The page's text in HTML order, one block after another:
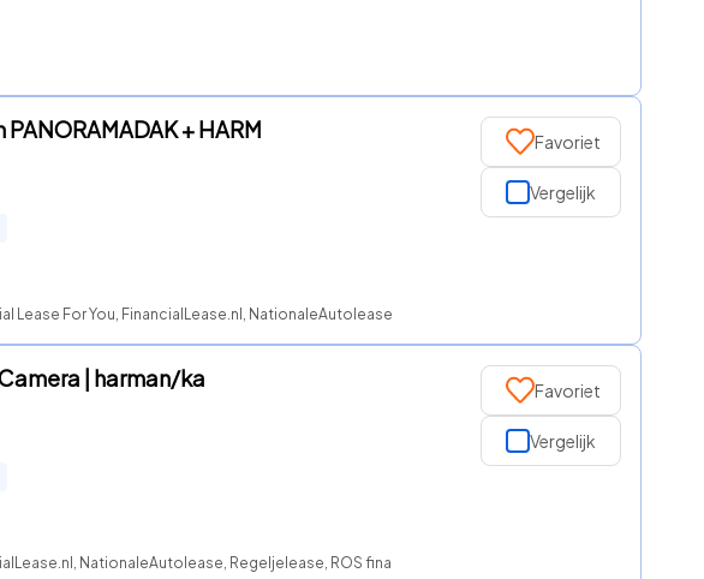
+ HARM
For You, FinancialLease.nl, NationaleAutolease, Regeljelease, ROS finance
Favoriet
Vergelijk
| harman/ka
NationaleAutolease, Regeljelease, ROS finance
Favoriet
Vergelijk